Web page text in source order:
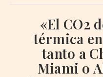
«El CO2
térmica en
tanto a
Miami o